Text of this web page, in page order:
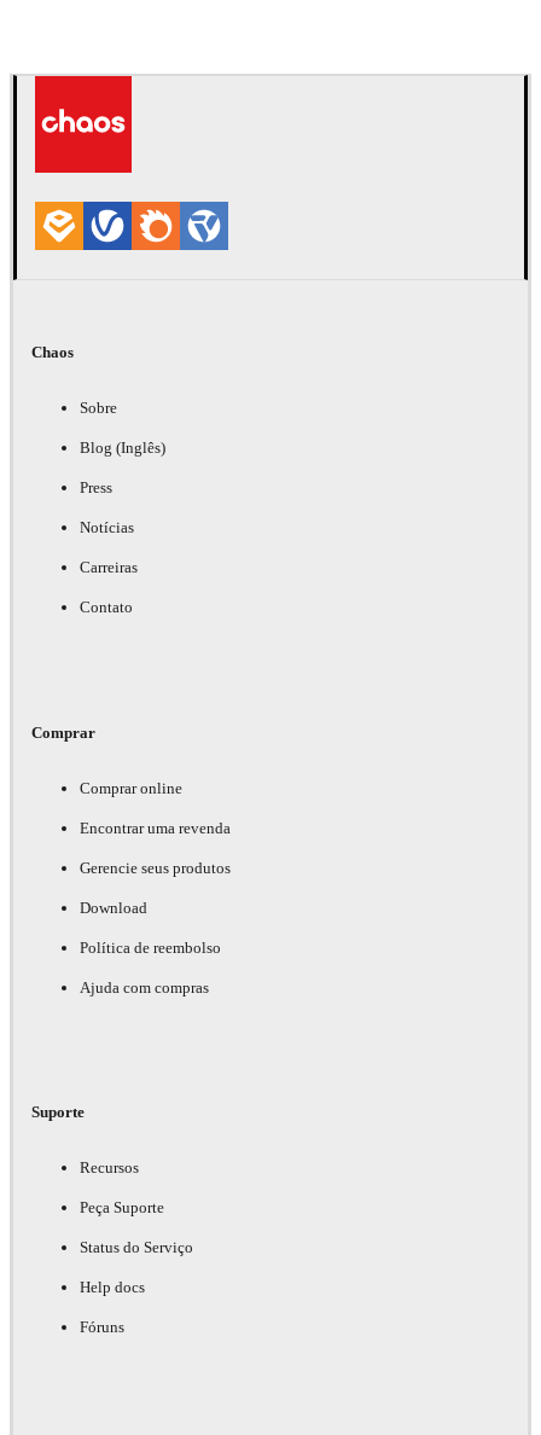
Chaos
Sobre
Blog (Inglês)
Press
Notícias
Carreiras
Contato
Comprar
Comprar online
Encontrar uma revenda
Gerencie seus produtos
Download
Política de reembolso
Ajuda com compras
Suporte
Recursos
Peça Suporte
Status do Serviço
Help docs
Fóruns